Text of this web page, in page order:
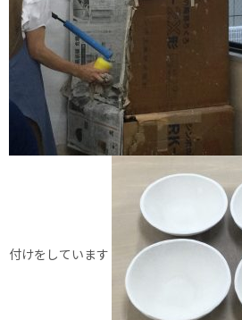
付けをしています